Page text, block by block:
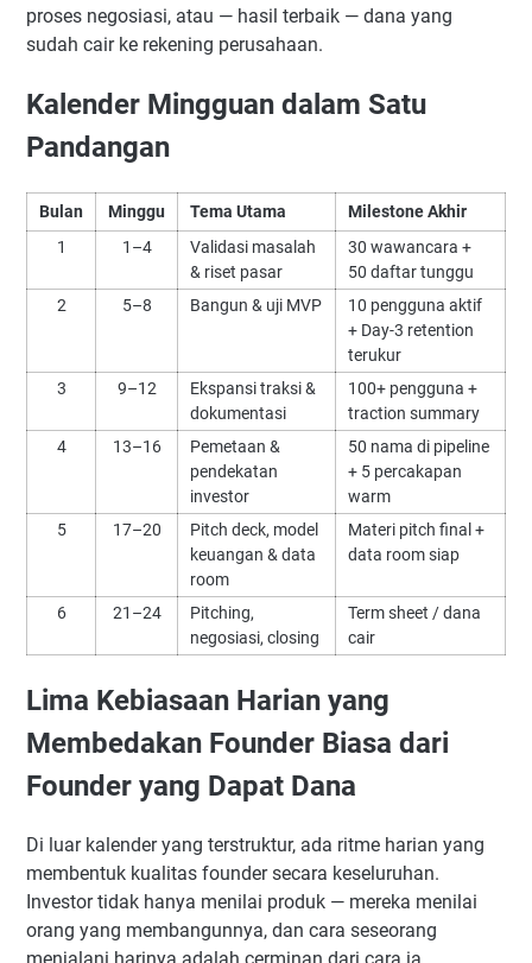
proses negosiasi, atau — hasil terbaik — dana yang
sudah cair ke rekening perusahaan.
Kalender Mingguan dalam Satu
Pandangan
Bulan Minggu Tema Utama
Milestone Akhir
1
1–4
Validasi masalah
& riset pasar
30 wawancara +
50 daftar tunggu
2
5–8 Bangun & uji MVP
10 pengguna aktif
+ Day-3 retention
terukur
3
9–12
Ekspansi traksi &
dokumentasi
100+ pengguna +
traction summary
4
13–16
Pemetaan &
pendekatan
investor
50 nama di pipeline
+ 5 percakapan
warm
5
17–20
Pitch deck, model
keuangan & data
room
Materi pitch final +
data room siap
6 21–24
Pitching,
negosiasi, closing
Term sheet / dana
cair
Lima Kebiasaan Harian yang
Membedakan Founder Biasa dari
Founder yang Dapat Dana
Di luar kalender yang terstruktur, ada ritme harian yang
membentuk kualitas founder secara keseluruhan.
Investor tidak hanya menilai produk — mereka menilai
orang yang membangunnya, dan cara seseorang